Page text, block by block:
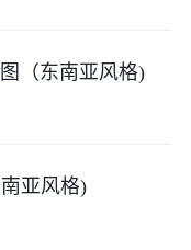
（东南亚风格)
亚风格)